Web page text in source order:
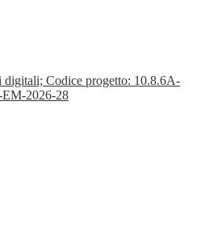
digitali; Codice progetto: 10.8.6A-
2026-28